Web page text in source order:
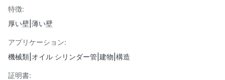
特徴:
厚い壁|薄い壁
アプリケーション:
機械類|オイル シリンダー管|建物|構造
証明書: